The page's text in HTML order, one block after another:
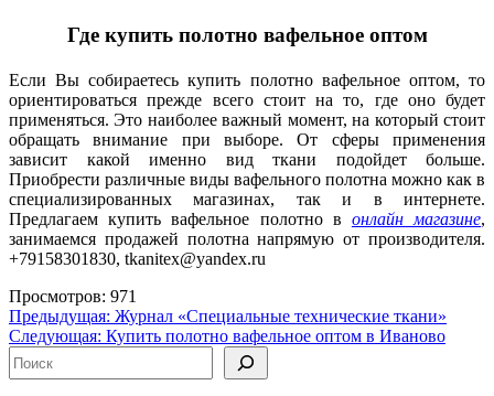
Где купить полотно вафельное оптом
Если Вы собираетесь купить полотно вафельное оптом, то
ориентироваться прежде всего стоит на то, где оно будет
применяться. Это наиболее важный момент, на который стоит
обращать внимание при выборе. От сферы применения
зависит какой именно вид ткани подойдет больше.
Приобрести различные виды вафельного полотна можно как в
специализированных магазинах, так и в интернете.
Предлагаем купить вафельное полотно в онлайн магазине,
занимаемся продажей полотна напрямую от производителя.
+79158301830, tkanitex@yandex.ru
Просмотров: 971
Навигация
по
записям
Предыдущая: Журнал «Специальные технические ткани»
Следующая: Купить полотно вафельное оптом в Иваново
Поиск